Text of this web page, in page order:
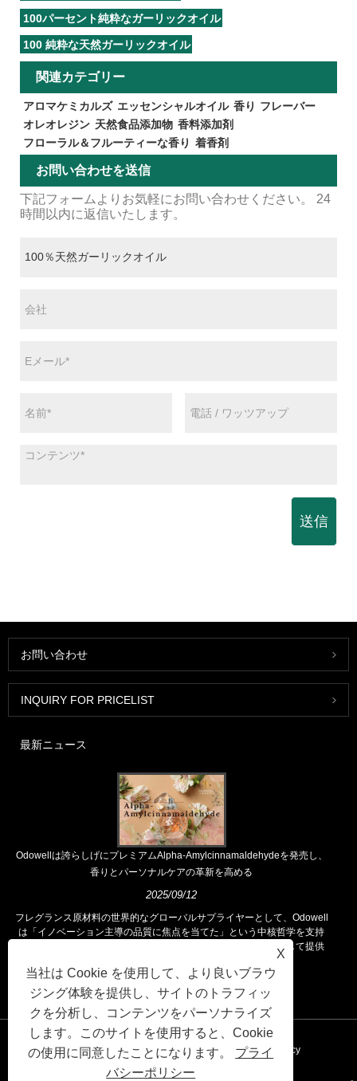
100パーセント純粋なガーリックオイル
100 純粋な天然ガーリックオイル
関連カテゴリー
アロマケミカルズ エッセンシャルオイル 香り フレーバー
オレオレジン 天然食品添加物 香料添加剤
フローラル＆フルーティーな香り 着香剤
お問い合わせを送信
下記フォームよりお気軽にお問い合わせください。 24
時間以内に返信いたします。
送信
お問い合わせ
INQUIRY FOR PRICELIST
最新ニュース
Odowellは誇らしげにプレミアムAlpha-Amylcinnamaldehydeを発売し、
香りとパーソナルケアの革新を高める
2025/09/12
フレグランス原材料の世界的なグローバルサプライヤーとして、Odowell
は「イノベーション主導の品質に焦点を当てた」という中核哲学を支持
し、世界中の顧客に優れたフレグランスソリューションを一貫して提供
リンク Sitemap RSS XML Privacy Policy
X
当社は Cookie を使用して、より良いブラウ
ジング体験を提供し、サイトのトラフィッ
クを分析し、コンテンツをパーソナライズ
します。このサイトを使用すると、Cookie
の使用に同意したことになります。 プライ
バシーポリシー